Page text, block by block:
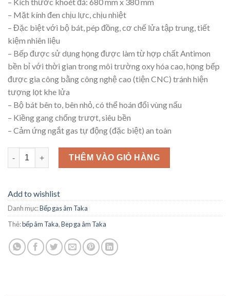
4,850,000₫.là:
– Kích thước khoét đá: 680 mm x 380 mm
– Mặt kính đen chịu lực, chịu nhiệt
– Đặc biệt với bộ bát, pép đồng, cơ chế lửa tập trung, tiết
kiệm nhiên liệu
– Bếp được sử dụng họng được làm từ hợp chất Antimon
bền bỉ với thời gian trong môi trường oxy hóa cao, họng bếp
được gia công bằng công nghệ cao (tiện CNC) tránh hiện
tượng lọt khe lửa
– Bộ bát bên to, bên nhỏ, có thể hoán đổi vùng nấu
– Kiềng gang chống trượt, siêu bền
– Cảm ứng ngắt gas tự động (đặc biệt) an toàn
Bếp gas âm Taka TK-105A1 số lượng
THÊM VÀO GIỎ HÀNG
Add to wishlist
Danh mục:Bếp gas âm Taka
Thẻ:bếp âm Taka,Bep ga âm Taka